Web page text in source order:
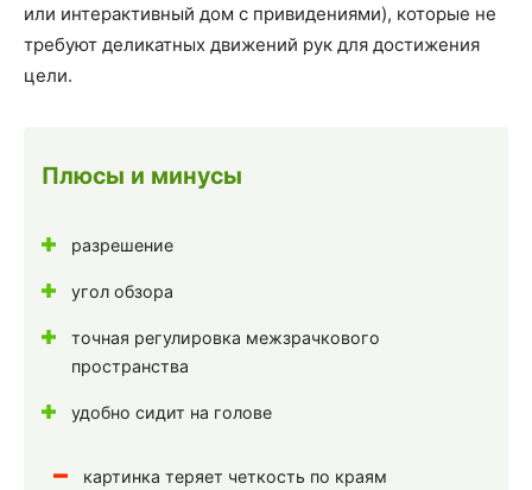
или интерактивный дом с привидениями), которые не
требуют деликатных движений рук для достижения
цели.
Плюсы и минусы
разрешение
угол обзора
точная регулировка межзрачкового
пространства
удобно сидит на голове
картинка теряет четкость по краям